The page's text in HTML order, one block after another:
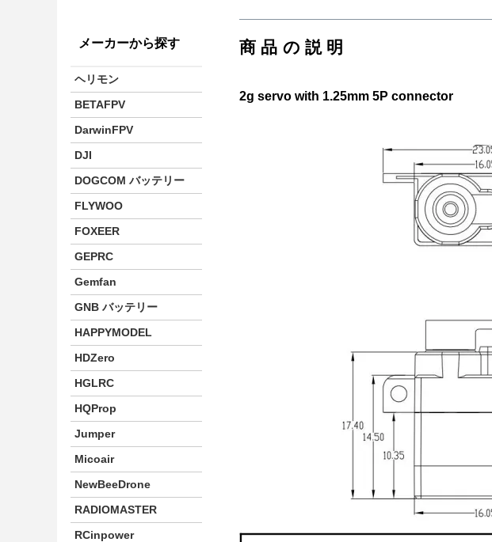
商品の説明
2g servo with 1.25mm 5P connector
メーカーから探す
ヘリモン
BETAFPV
DarwinFPV
DJI
DOGCOM バッテリー
FLYWOO
FOXEER
GEPRC
Gemfan
GNB バッテリー
HAPPYMODEL
HDZero
HGLRC
HQProp
Jumper
Micoair
NewBeeDrone
RADIOMASTER
RCinpower